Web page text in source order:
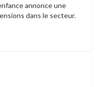
annonce une